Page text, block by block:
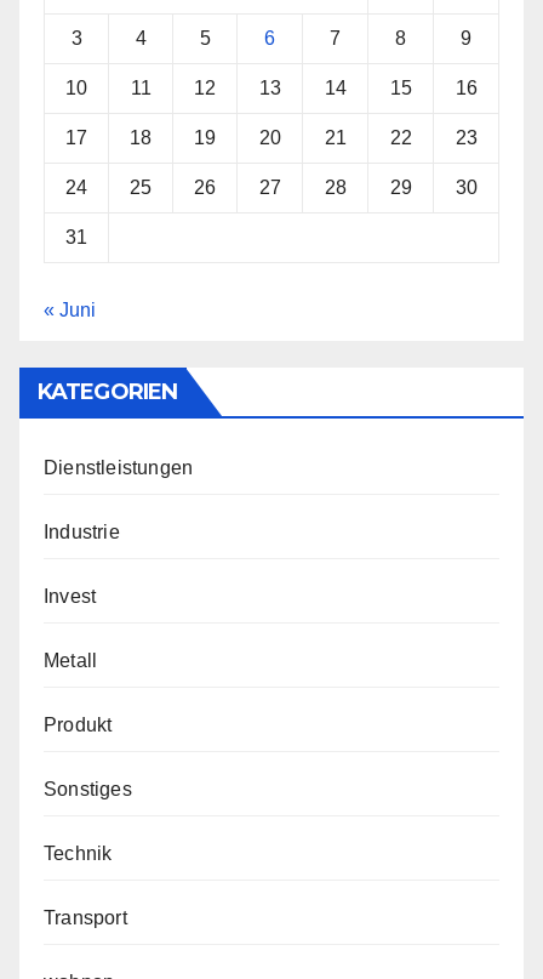
3 4 5 6 7 8 9
10 11 12 13 14 15 16
17 18 19 20 21 22 23
24 25 26 27 28 29 30
31
« Juni
KATEGORIEN
Dienstleistungen
Industrie
Invest
Metall
Produkt
Sonstiges
Technik
Transport